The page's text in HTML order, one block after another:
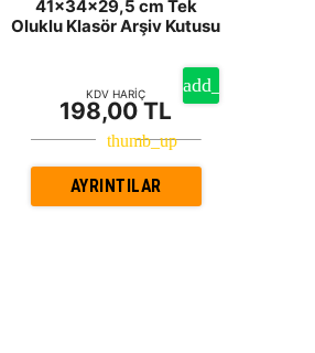
41x34x29,5 cm Tek
Oluklu Klasör Arşiv Kutusu
KDV HARİÇ
198,00 TL
AYRINTILAR